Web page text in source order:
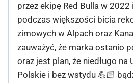
przez ekipę Red Bulla w
podczas większości bicia
zimowych w Alpach oraz
zauważyć, że marka ostanio
oraz jest plan, że niedługo na
Polskie i bez wstydu 💪🏻